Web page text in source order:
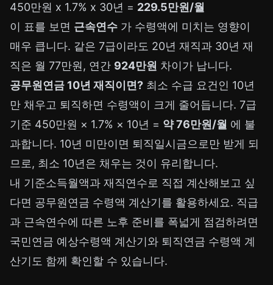
450만원 x 1.7% x 30년 = 229.5만원/월
이 표를 보면 근속연수 가 수령액에 미치는 영향이
매우 큽니다. 같은 7급이라도 20년 재직과 30년 재
직은 월 77만원, 연간 924만원 차이가 납니다.
공무원연금 10년 재직이면? 최소 수급 요건인 10년
만 채우고 퇴직하면 수령액이 크게 줄어듭니다. 7급
기준 450만원 × 1.7% × 10년 = 약 76만원/월 에 불
과합니다. 10년 미만이면 퇴직일시금으로만 받게 되
므로, 최소 10년은 채우는 것이 유리합니다.
내 기준소득월액과 재직연수로 직접 계산해보고 싶
다면 공무원연금 수령액 계산기를 활용하세요. 직급
과 근속연수에 따른 노후 준비를 폭넓게 점검하려면
국민연금 예상수령액 계산기와 퇴직연금 수령액 계
산기도 함께 확인할 수 있습니다.